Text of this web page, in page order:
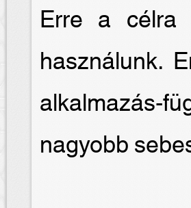
Erre a célra
használunk.
alkalmazás-
nagyobb